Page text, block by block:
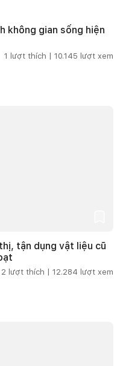
không gian sống hiện
1 lượt thích | 10.145 lượt xem
tận dụng vật liệu cũ
2 lượt thích | 12.284 lượt xem